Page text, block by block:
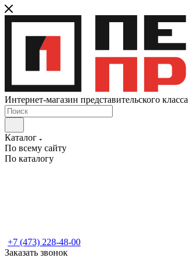
Интернет-магазин представительского класса
Каталог
По всему сайту
По каталогу
+7 (473) 228-48-00
Заказать звонок